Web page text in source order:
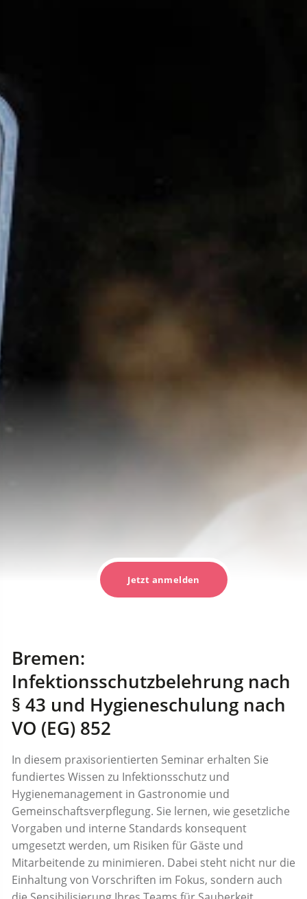
Jetzt anmelden
Bremen:
Infektionsschutzbelehrung nach
§ 43 und Hygieneschulung nach
VO (EG) 852
In diesem praxisorientierten Seminar erhalten Sie
fundiertes Wissen zu Infektionsschutz und
Hygienemanagement in Gastronomie und
Gemeinschaftsverpflegung. Sie lernen, wie gesetzliche
Vorgaben und interne Standards konsequent
umgesetzt werden, um Risiken für Gäste und
Mitarbeitende zu minimieren. Dabei steht nicht nur die
Einhaltung von Vorschriften im Fokus, sondern auch